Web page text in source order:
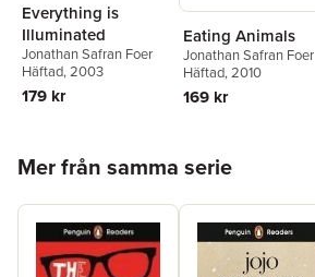
Everything is
Illuminated
Jonathan Safran Foer
Häftad, 2003
179 kr
Eating Animals
Jonathan Safran Foer
Häftad, 2010
169 kr
Mer från samma serie